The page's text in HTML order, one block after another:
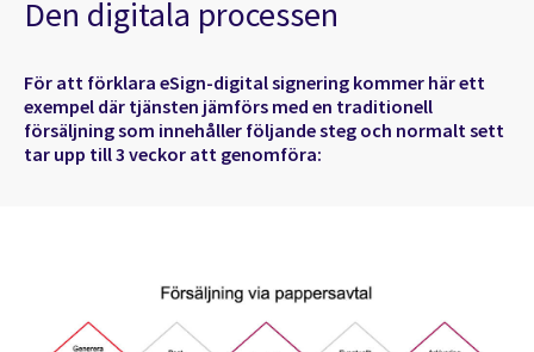
Den digitala processen
För att förklara eSign-digital signering kommer här ett
exempel där tjänsten jämförs med en traditionell
försäljning som innehåller följande steg och normalt sett
tar upp till 3 veckor att genomföra: